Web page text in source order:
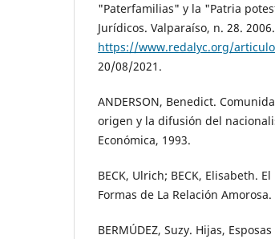
"Paterfamilias" y la "Patria
Jurídicos. Valparaíso, n. 28.
https://www.redalyc.org/
20/08/2021.
ANDERSON, Benedict.
origen y la difusión del
Económica, 1993.
BECK, Ulrich; BECK, Elisabeth.
Formas de La Relación
BERMÚDEZ, Suzy. Hijas,